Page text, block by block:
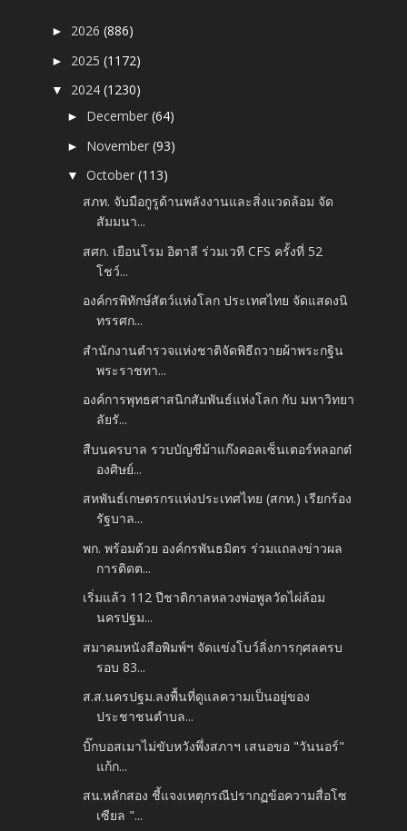
► 2026(886)
► 2025(1172)
▼ 2024(1230)
► December(64)
► November(93)
▼October(113)
สภท. จับมือกูรูด้านพลังงานและสิ่งแวดล้อม จัด
สัมมนา...
สศก. เยือนโรม อิตาลี ร่วมเวที CFS ครั้งที่ 52
โชว์...
องค์กรพิทักษ์สัตว์แห่งโลก ประเทศไทย จัดแสดงนิ
ทรรศก...
สำนักงานตำรวจแห่งชาติจัดพิธีถวายผ้าพระกฐิน
พระราชทา...
องค์การพุทธศาสนิกสัมพันธ์แห่งโลก กับ มหาวิทยา
ลัยรั...
สืบนครบาล รวบบัญชีม้าแก๊งคอลเซ็นเตอร์หลอกต๋
องศิษย์...
สหพันธ์เกษตรกรแห่งประเทศไทย (สกท.) เรียกร้อง
รัฐบาล...
พก. พร้อมด้วย องค์กรพันธมิตร ร่วมแถลงข่าวผล
การติดต...
เริ่มแล้ว 112 ปีชาติกาลหลวงพ่อพูลวัดไผ่ล้อม
นครปฐม...
สมาคมหนังสือพิมพ์ฯ จัดแข่งโบว์ลิ่งการกุศลครบ
รอบ 83...
ส.ส.นครปฐม.ลงพื้นที่ดูแลความเป็นอยู่ของ
ประชาชนตำบล...
บิ๊กบอสเมาไม่ขับหวังพึ่งสภาฯ เสนอขอ "วันนอร์"
แก้ก...
สน.หลักสอง ชี้แจงเหตุกรณีปรากฏข้อความสื่อโซ
เซียล "...